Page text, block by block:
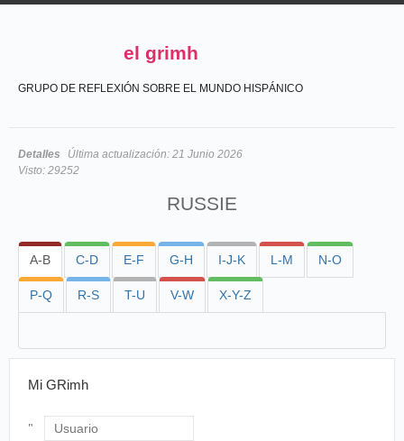
el grimh
GRUPO DE REFLEXIÓN SOBRE EL MUNDO HISPÁNICO
Detalles Última actualización: 21 Junio 2026
Visto: 29252
RUSSIE
A-B C-D E-F G-H I-J-K L-M N-O
P-Q R-S T-U V-W X-Y-Z
Mi GRimh